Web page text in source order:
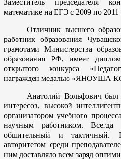
Заместитель председателя
математике на ЕГЭ с 2009 по 2011
Отличник высшего
работник образования
грамотами Министерства
образования РФ, имеет диплом
открытого конкурса
награжден медалью «ЯНОУША
Анатолий Вольфович был
интересов, высокой
организатором учебного
научным работником. Всегда
общительный и тактичный.
авторитетом среди
ним доставляло всем заряд